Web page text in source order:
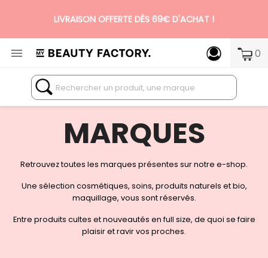
LIVRAISON OFFERTE DÈS 69€ D'ACHAT !
N°1 DES BOX BEAUTÉ PREMIUM SANS ENGAGEMENT
 0
MARQUES
Retrouvez toutes les marques présentes sur notre e-shop.
Une sélection cosmétiques, soins, produits naturels et bio,
maquillage, vous sont réservés.
Entre produits cultes et nouveautés en full size, de quoi se faire
plaisir et ravir vos proches.